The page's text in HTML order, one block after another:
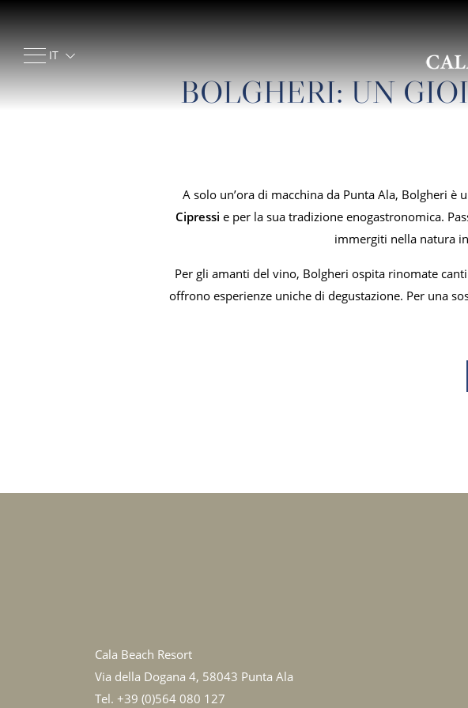
IT
BOLGHERI: UN
A solo un’ora di macchina da Punta Ala, Bolgheri
Cipressi e per la sua tradizione enogastronomica.
immergiti nella natura
Per gli amanti del vino, Bolgheri ospita rinomate
offrono esperienze uniche di degustazione. Per una
Cala Beach Resort
Via della Dogana 4, 58043 Punta Ala
Tel. +39 (0)564 080 127